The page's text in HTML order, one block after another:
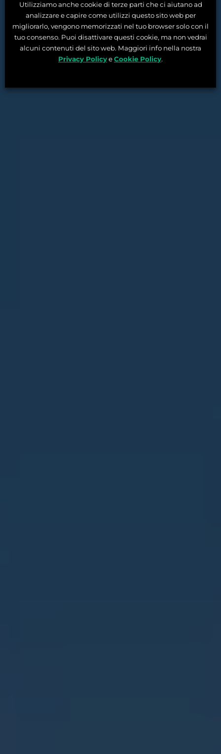
Utilizziamo anche cookie di terze parti che ci aiutano ad
analizzare e capire come utilizzi questo sito web per
migliorarlo, vengono memorizzati nel tuo browser solo con il
tuo consenso. Puoi disattivare questi cookie, ma non vedrai
alcuni contenuti del sito web. Maggiori info nella nostra
Privacy PolicyeCookie Policy.